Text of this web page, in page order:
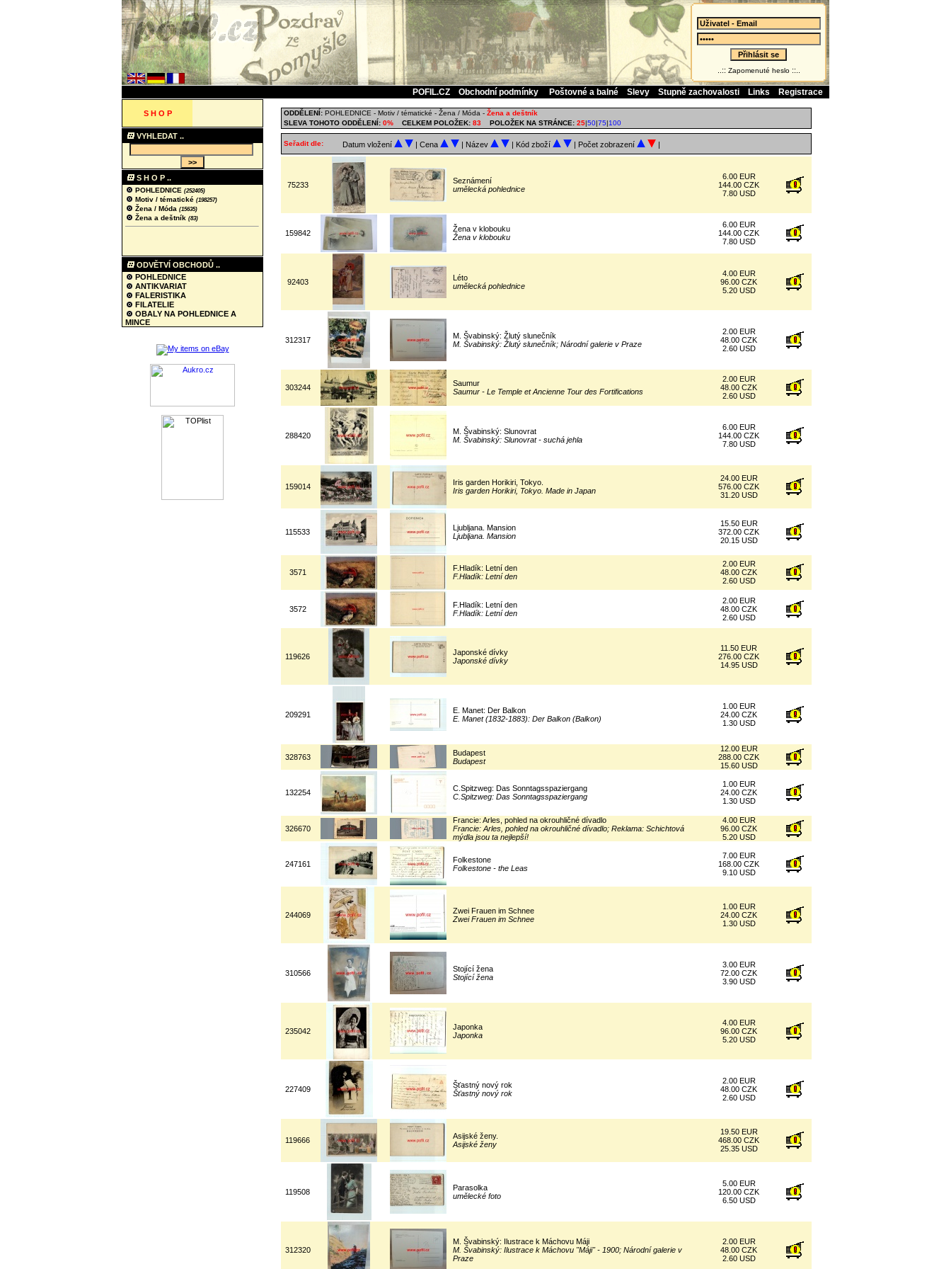
..:: Zapomenuté heslo ::..
POFIL.CZ Obchodní podmínky Poštovné a balné Slevy Stupně zachovalosti Links Registrace
S H O P
VYHLEDAT ..
S H O P ..
POHLEDNICE (252405)
Motiv / tématické (198257)
Žena / Móda (15635)
Žena a deštník (83)
ODVĚTVÍ OBCHODŮ ..
POHLEDNICE
ANTIKVARIAT
FALERISTIKA
FILATELIE
OBALY NA POHLEDNICE A
MINCE
ODDĚLENÍ: POHLEDNICE - Motiv / tématické - Žena / Móda - Žena a deštník
SLEVA TOHOTO ODDĚLENÍ: 0% CELKEM POLOŽEK: 83 POLOŽEK NA STRÁNCE: 25|50|75|100
Seřadit dle: Datum vložení | Cena | Název | Kód zboží | Počet zobrazení |
75233
Seznámení
umělecká pohlednice
6.00 EUR
144.00 CZK
7.80 USD
159842
Žena v klobouku
Žena v klobouku
6.00 EUR
144.00 CZK
7.80 USD
92403
Léto
umělecká pohlednice
4.00 EUR
96.00 CZK
5.20 USD
312317
M. Švabinský: Žlutý slunečník
M. Švabinský: Žlutý slunečník; Národní galerie v Praze
2.00 EUR
48.00 CZK
2.60 USD
303244
Saumur
Saumur - Le Temple et Ancienne Tour des Fortifications
2.00 EUR
48.00 CZK
2.60 USD
288420
M. Švabinský: Slunovrat
M. Švabinský: Slunovrat - suchá jehla
6.00 EUR
144.00 CZK
7.80 USD
159014
Iris garden Horikiri, Tokyo.
Iris garden Horikiri, Tokyo. Made in Japan
24.00 EUR
576.00 CZK
31.20 USD
115533
Ljubljana. Mansion
Ljubljana. Mansion
15.50 EUR
372.00 CZK
20.15 USD
3571
F.Hladík: Letní den
F.Hladík: Letní den
2.00 EUR
48.00 CZK
2.60 USD
3572
F.Hladík: Letní den
F.Hladík: Letní den
2.00 EUR
48.00 CZK
2.60 USD
119626
Japonské dívky
Japonské dívky
11.50 EUR
276.00 CZK
14.95 USD
209291
E. Manet: Der Balkon
E. Manet (1832-1883): Der Balkon (Balkon)
1.00 EUR
24.00 CZK
1.30 USD
328763
Budapest
Budapest
12.00 EUR
288.00 CZK
15.60 USD
132254
C.Spitzweg: Das Sonntagsspaziergang
C.Spitzweg: Das Sonntagsspaziergang
1.00 EUR
24.00 CZK
1.30 USD
326670
Francie: Arles, pohled na okrouhličné dívadlo
Francie: Arles, pohled na okrouhličné dívadlo; Reklama: Schichtová
mýdla jsou ta nejlepší!
4.00 EUR
96.00 CZK
5.20 USD
247161
Folkestone
Folkestone - the Leas
7.00 EUR
168.00 CZK
9.10 USD
244069
Zwei Frauen im Schnee
Zwei Frauen im Schnee
1.00 EUR
24.00 CZK
1.30 USD
310566
Stojící žena
Stojící žena
3.00 EUR
72.00 CZK
3.90 USD
235042
Japonka
Japonka
4.00 EUR
96.00 CZK
5.20 USD
227409
Šťastný nový rok
Šťastný nový rok
2.00 EUR
48.00 CZK
2.60 USD
119666
Asijské ženy.
Asijské ženy
19.50 EUR
468.00 CZK
25.35 USD
119508
Parasolka
umělecké foto
5.00 EUR
120.00 CZK
6.50 USD
312320
M. Švabinský: Ilustrace k Máchovu Máji
M. Švabinský: Ilustrace k Máchovu "Máji" - 1900; Národní galerie v
Praze
2.00 EUR
48.00 CZK
2.60 USD